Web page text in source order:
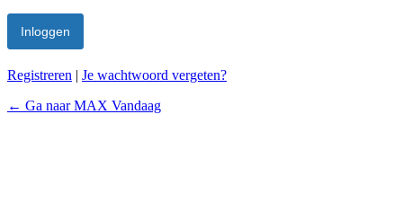
Registreren | Je wachtwoord vergeten?
← Ga naar MAX Vandaag